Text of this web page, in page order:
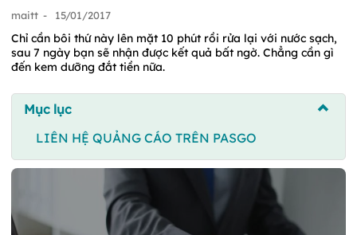
maitt - 15/01/2017
Chỉ cần bôi thứ này lên mặt 10 phút rồi rửa lại với nước sạch,
sau 7 ngày bạn sẽ nhận được kết quả bất ngờ. Chẳng cần gì
đến kem dưỡng đắt tiền nữa.
Mục lục
LIÊN HỆ QUẢNG CÁO TRÊN PASGO